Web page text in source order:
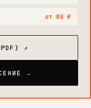
от 80 ₽
↗
→